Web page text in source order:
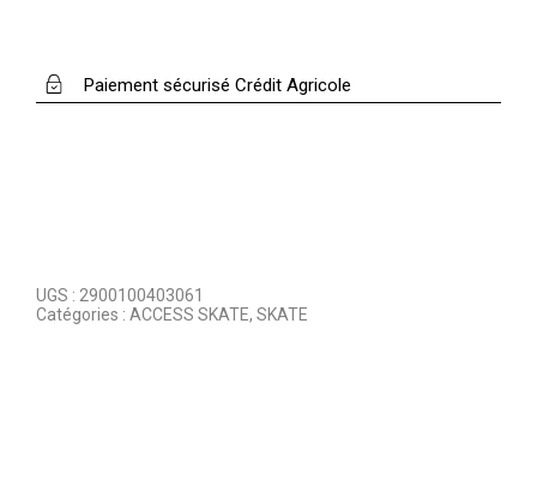
Paiement sécurisé Crédit Agricole
UGS : 2900100403061
Catégories : ACCESS SKATE, SKATE